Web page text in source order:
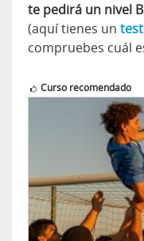
te pedirá un nivel
(aquí tienes un
compruebes cuál
Curso recomendado